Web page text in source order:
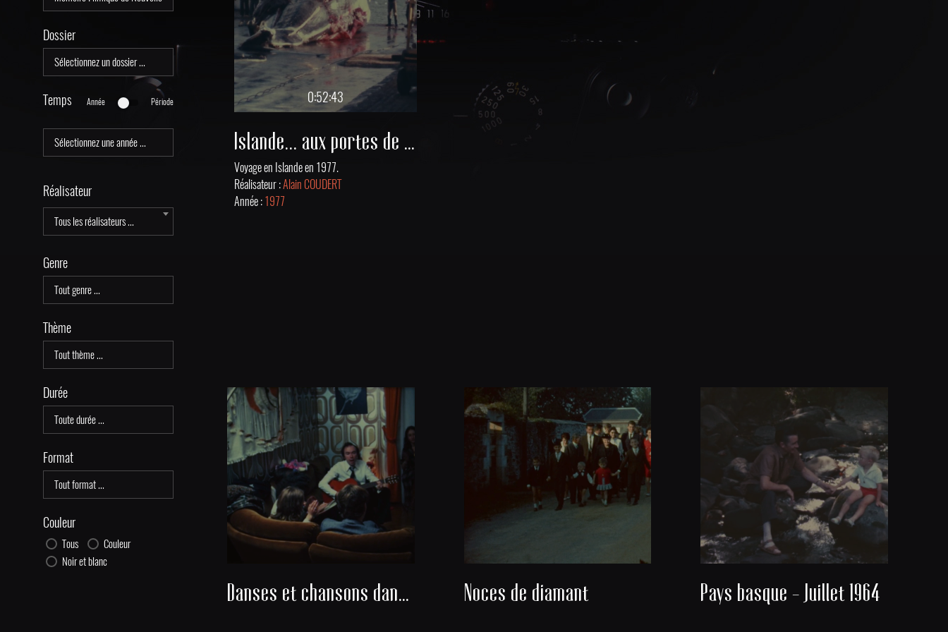
Dossier
Temps Année Période
Réalisateur
Tous les réalisateurs ...
Genre
Thème
Durée
Format
Couleur
Tous
Couleur
Noir et blanc
0:52:43
Islande... aux portes de l'enfer
Voyage en Islande en 1977.
Réalisateur :Alain COUDERT
Année :1977
Danses et chansons dans un salon Noces de diamant Pays basque - Juillet 1964